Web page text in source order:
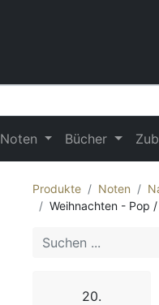
Noten Bücher
Produkte Noten
Weihnachten - Pop
20.